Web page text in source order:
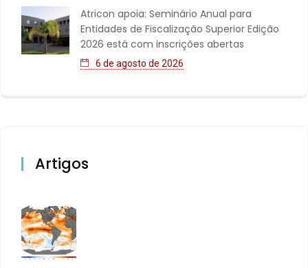
Atricon apoia: Seminário Anual para
Entidades de Fiscalização Superior Edição
2026 está com inscrições abertas
6 de agosto de 2026
Artigos